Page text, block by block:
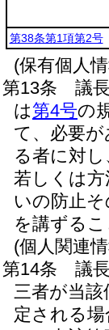
第38条第1項第2号
(保有個人
第13条
議
は第4号の
て、必要
る者に対
若しくは
いの防止
を講ずる
(個人関連
第14条
議
三者が当
定される